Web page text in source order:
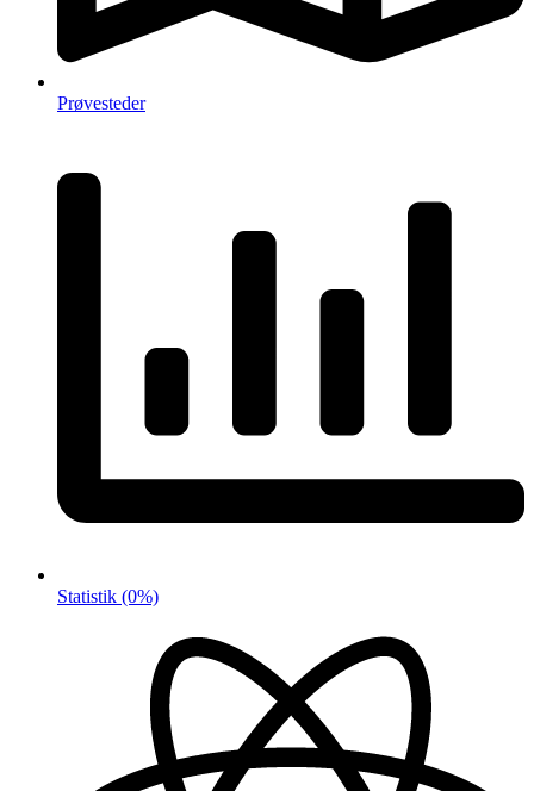
Prøvesteder
Statistik (0%)